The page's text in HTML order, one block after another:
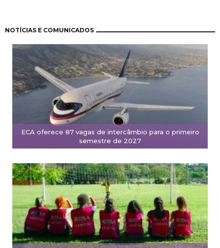
NOTÍCIAS E COMUNICADOS
ECA oferece 87 vagas de intercâmbio para o primeiro
semestre de 2027
Paginación